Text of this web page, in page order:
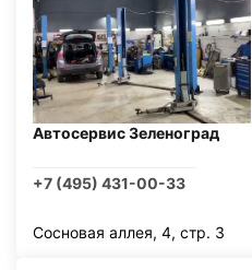
Автосервис Зеленоград
+7 (495) 431-00-33
Сосновая аллея, 4, стр. 3